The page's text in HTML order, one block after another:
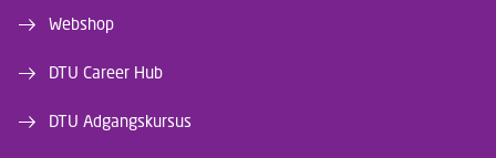
Webshop
DTU Career Hub
DTU Adgangskursus